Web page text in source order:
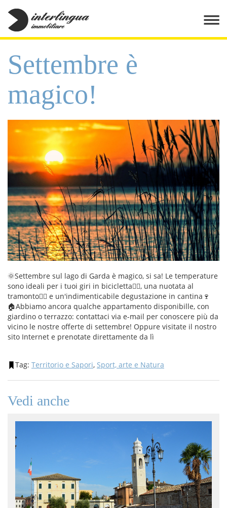
Settembre è
magico!
🌞Settembre sul lago di Garda è magico, si sa! Le temperature
sono ideali per i tuoi giri in bicicletta🚴‍♀️, una nuotata al
tramonto🏊‍♀️ e un'indimenticabile degustazione in cantina🍷
🏠Abbiamo ancora qualche appartamento disponibille, con
giardino o terrazzo: contattaci via e-mail per conoscere più da
vicino le nostre offerte di settembre! Oppure visitate il nostro
sito Internet e prenotate direttamente da lì
Tag: Territorio e Sapori, Sport, arte e Natura
Vedi anche